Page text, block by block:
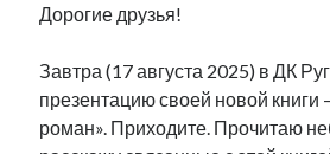
Дорогие друзья!
Завтра (17 августа 2025) в ДК
презентацию своей новой книги
роман». Приходите. Прочитаю